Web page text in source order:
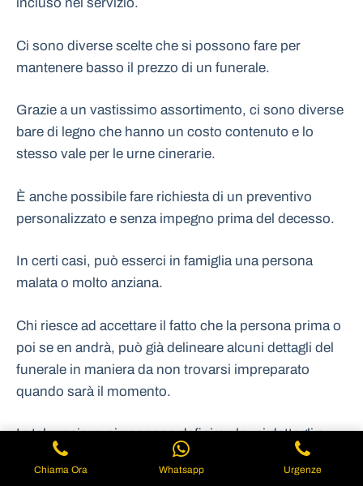
incluso nel servizio.
Ci sono diverse scelte che si possono fare per
mantenere basso il prezzo di un funerale.
Grazie a un vastissimo assortimento, ci sono diverse
bare di legno che hanno un costo contenuto e lo
stesso vale per le urne cinerarie.
È anche possibile fare richiesta di un preventivo
personalizzato e senza impegno prima del decesso.
In certi casi, può esserci in famiglia una persona
malata o molto anziana.
Chi riesce ad accettare il fatto che la persona prima o
poi se en andrà, può già delineare alcuni dettagli del
funerale in maniera da non trovarsi impreparato
quando sarà il momento.
In tal maniera, si possono definire alcuni dettagli e
riuscire a portare via il servizio completo a un prezzo
davvero economico. Non è sempre possibile
Chiama Ora Whatsapp Urgenze